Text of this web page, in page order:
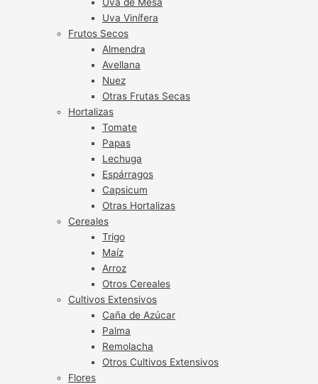
Uva Vinífera
Frutos Secos
Almendra
Avellana
Nuez
Otras Frutas Secas
Hortalizas
Tomate
Papas
Lechuga
Espárragos
Capsicum
Otras Hortalizas
Cereales
Trigo
Maíz
Arroz
Otros Cereales
Cultivos Extensivos
Caña de Azúcar
Palma
Remolacha
Otros Cultivos Extensivos
Flores